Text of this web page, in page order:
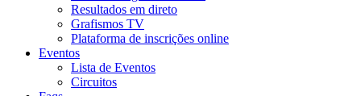
Resultados em direto
Grafismos TV
Plataforma de inscrições online
Eventos
Lista de Eventos
Circuitos